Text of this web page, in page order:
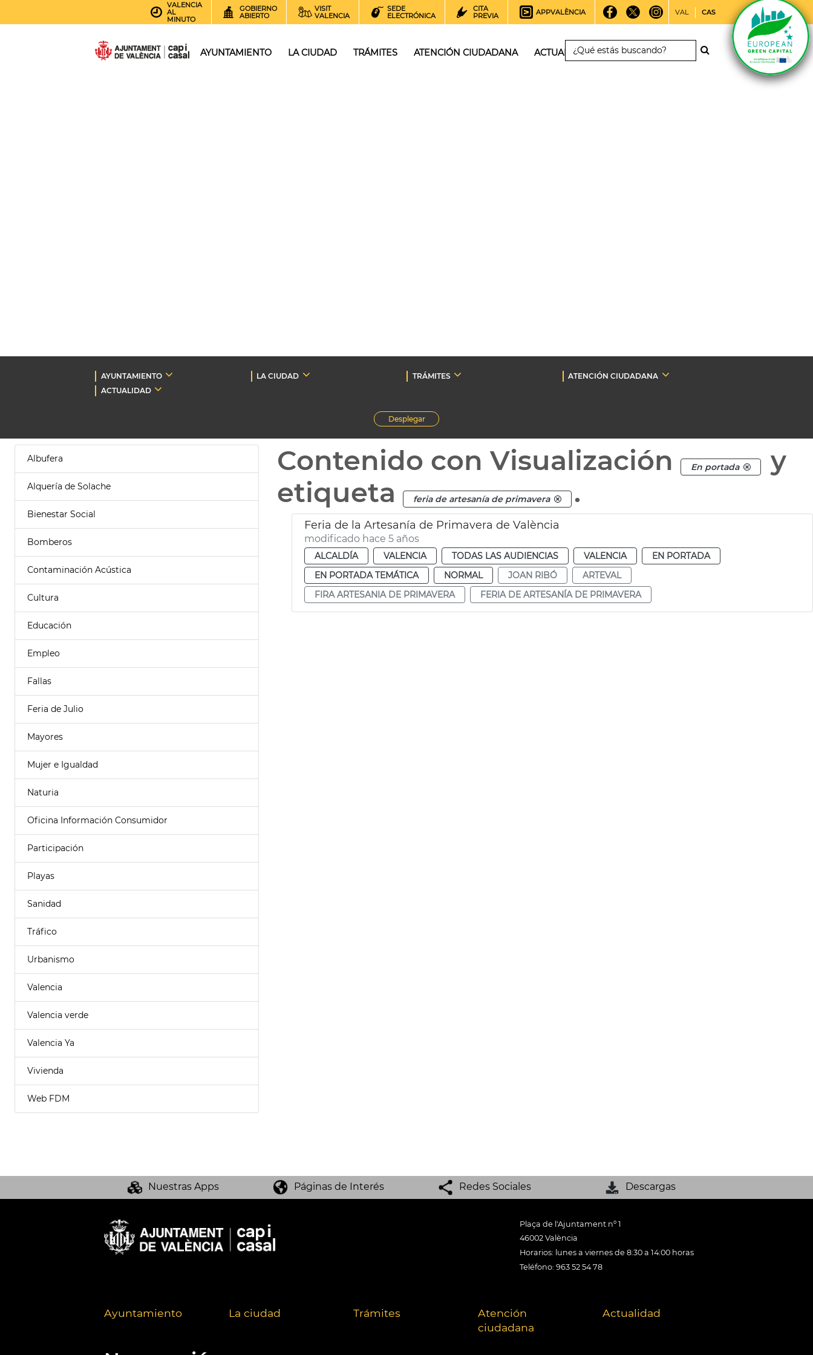
VALENCIA
AL
MINUTO
GOBIERNO
ABIERTO
VISIT
VALENCIA
SEDE
ELECTRÓNICA
CITA
PREVIA
APPVALÈNCIA VAL CAS
AYUNTAMIENTO LA CIUDAD TRÁMITES ATENCIÓN CIUDADANA ACTUALIDAD
AYUNTAMIENTO LA CIUDAD TRÁMITES
ATENCIÓN CIUDADANA
ACTUALIDAD
Desplegar
Albufera
Alquería de Solache
Bienestar Social
Bomberos
Contaminación Acústica
Cultura
Educación
Empleo
Fallas
Feria de Julio
Mayores
Mujer e Igualdad
Naturia
Oficina Información Consumidor
Participación
Playas
Sanidad
Tráfico
Urbanismo
Valencia
Valencia verde
Valencia Ya
Vivienda
Web FDM
Contenido con Visualización En portada
y
etiqueta
feria de artesanía de primavera .
Feria de la Artesanía de Primavera de València
modificado hace 5 años
ALCALDÍA VALENCIA TODAS LAS AUDIENCIAS VALENCIA
EN PORTADA
EN PORTADA TEMÁTICA
NORMAL JOAN RIBÓ
ARTEVAL
FIRA ARTESANIA DE PRIMAVERA
FERIA DE ARTESANÍA DE PRIMAVERA
Nuestras Apps Páginas de Interés Redes Sociales Descargas
Plaça de l'Ajuntament nº 1
46002 València
Horarios: lunes a viernes de 8:30 a 14:00 horas
Teléfono: 963 52 54 78
Ayuntamiento La ciudad Trámites
Atención
ciudadana
Actualidad